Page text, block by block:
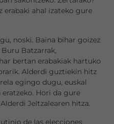
erabaki ahal izateko gure
noski. Baina bihar goizez
Batzarrak,
bertan erabakiak hartuko
Alderdi guztiekin hitz
egingo dugu, euskal
Hori da gure
Jeltzalearen hitza.
de las elecciones